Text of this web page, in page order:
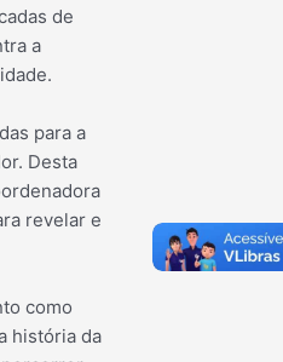
de
a
para a
Desta
revelar e
como
história da